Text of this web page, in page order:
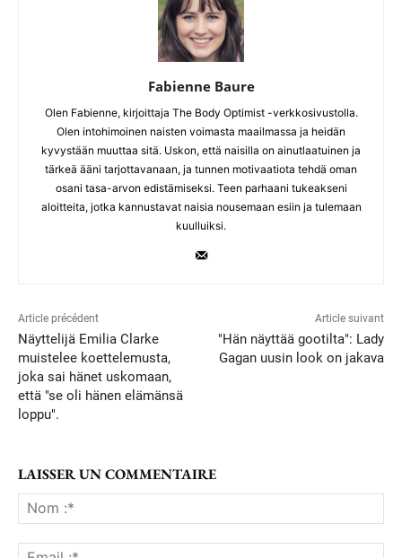
Fabienne Baure
Olen Fabienne, kirjoittaja The Body Optimist -verkkosivustolla.
Olen intohimoinen naisten voimasta maailmassa ja heidän
kyvystään muuttaa sitä. Uskon, että naisilla on ainutlaatuinen ja
tärkeä ääni tarjottavanaan, ja tunnen motivaatiota tehdä oman
osani tasa-arvon edistämiseksi. Teen parhaani tukeakseni
aloitteita, jotka kannustavat naisia nousemaan esiin ja tulemaan
kuulluiksi.
Article précédent
Näyttelijä Emilia Clarke
muistelee koettelemusta,
joka sai hänet uskomaan,
että "se oli hänen elämänsä
loppu".
Article suivant
"Hän näyttää gootilta": Lady
Gagan uusin look on jakava
LAISSER UN COMMENTAIRE
:*